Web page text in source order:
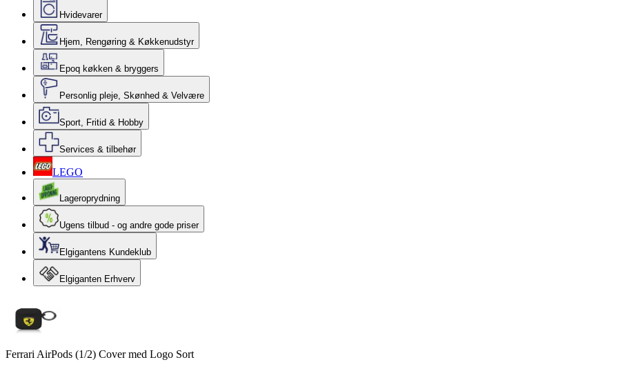
Hvidevarer
Hjem, Rengøring & Køkkenudstyr
Epoq køkken & bryggers
Personlig pleje, Skønhed & Velvære
Sport, Fritid & Hobby
Services & tilbehør
LEGO
Lageroprydning
Ugens tilbud - og andre gode priser
Elgigantens Kundeklub
Elgiganten Erhverv
Ferrari AirPods (1/2) Cover med Logo Sort